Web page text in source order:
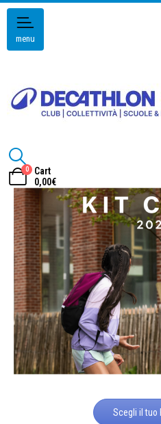
menu
0
Cart
0,00€
Scegli il tuo